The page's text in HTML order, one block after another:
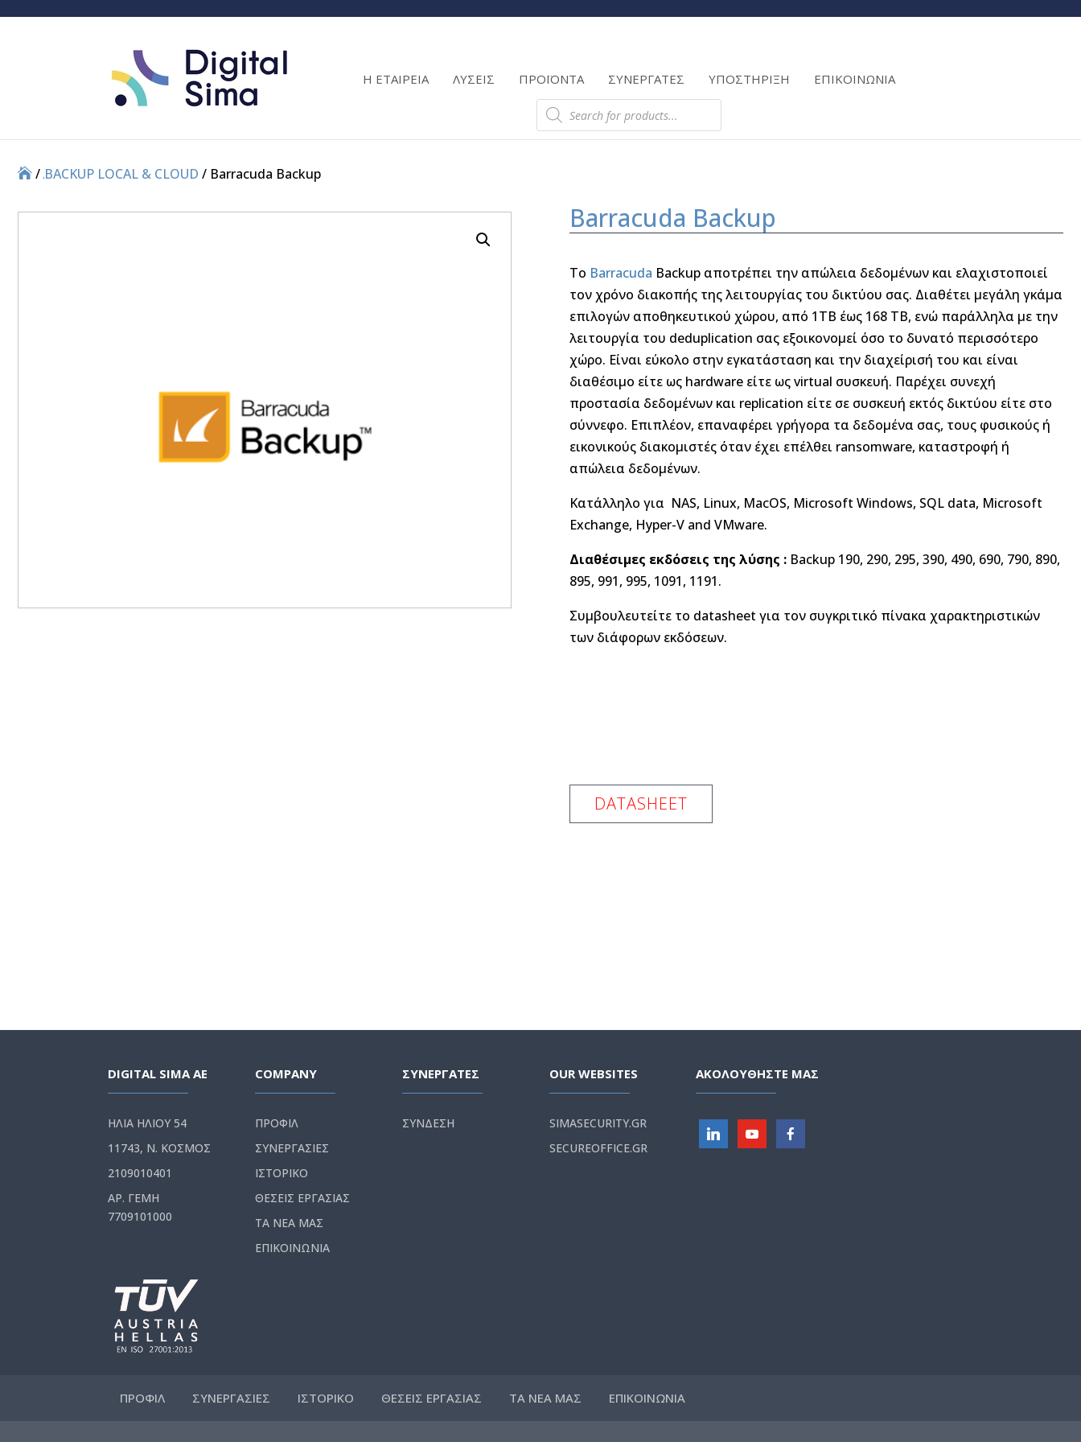
Η ΕΤΑΙΡΕΙΑ ΛΥΣΕΙΣ ΠΡΟΪΟΝΤΑ ΣΥΝΕΡΓΑΤΕΣ ΥΠΟΣΤΗΡΙΞΗ ΕΠΙΚΟΙΝΩΝΙΑ
Products
search
Products
//BACKUP LOCAL & CLOUD / Barracuda Backup
Barracuda Backup
Το Barracuda Backup αποτρέπει την απώλεια δεδομένων και ελαχιστοποιεί
τον χρόνο διακοπής της λειτουργίας του δικτύου σας. Διαθέτει μεγάλη γκάμα
επιλογών αποθηκευτικού χώρου, από 1TB έως 168 ΤΒ, ενώ παράλληλα με την
λειτουργία του deduplication σας εξοικονομεί όσο το δυνατό περισσότερο
χώρο. Είναι εύκολο στην εγκατάσταση και την διαχείρισή του και είναι
διαθέσιμο είτε ως hardware είτε ως virtual συσκευή. Παρέχει συνεχή
προστασία δεδομένων και replication είτε σε συσκευή εκτός δικτύου είτε στο
σύννεφο. Επιπλέον, επαναφέρει γρήγορα τα δεδομένα σας, τους φυσικούς ή
εικονικούς διακομιστές όταν έχει επέλθει ransomware, καταστροφή ή
απώλεια δεδομένων.
Κατάλληλο για NAS, Linux, MacOS, Microsoft Windows, SQL data, Microsoft
Exchange, Hyper-V and VMware.
Διαθέσιμες εκδόσεις της λύσης : Backup 190, 290, 295, 390, 490, 690, 790, 890,
895, 991, 995, 1091, 1191.
Συμβουλευτείτε το datasheet για τον συγκριτικό πίνακα χαρακτηριστικών
των διάφορων εκδόσεων.
DATASHEET
DIGITAL SIMA AE
ΗΛΙΑ ΗΛΙΟΥ 54
11743, Ν. ΚΟΣΜΟΣ
2109010401
ΑΡ. ΓΕΜΗ
7709101000
COMPANY
ΠΡΟΦΙΛ
ΣΥΝΕΡΓΑΣΙΕΣ
ΙΣΤΟΡΙΚΟ
ΘΕΣΕΙΣ ΕΡΓΑΣΙΑΣ
ΤΑ ΝΕΑ ΜΑΣ
ΕΠΙΚΟΙΝΩΝΙΑ
ΣΥΝΕΡΓΑΤΕΣ
ΣΥΝΔΕΣΗ
OUR WEBSITES
SIMASECURITY.GR
SECUREOFFICE.GR
ΑΚΟΛΟΥΘΗΣΤΕ ΜΑΣ
ΠΡΟΦΙΛ ΣΥΝΕΡΓΑΣΙΕΣ ΙΣΤΟΡΙΚΟ ΘΕΣΕΙΣ ΕΡΓΑΣΙΑΣ ΤΑ ΝΕΑ ΜΑΣ ΕΠΙΚΟΙΝΩΝΙΑ